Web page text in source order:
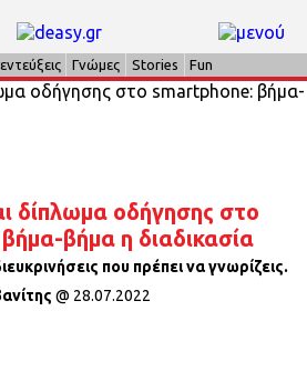
Γνώμες Stories Fun
δίπλωμα οδήγησης στο
βήμα η διαδικασία
που πρέπει να γνωρίζεις.
@ 28.07.2022